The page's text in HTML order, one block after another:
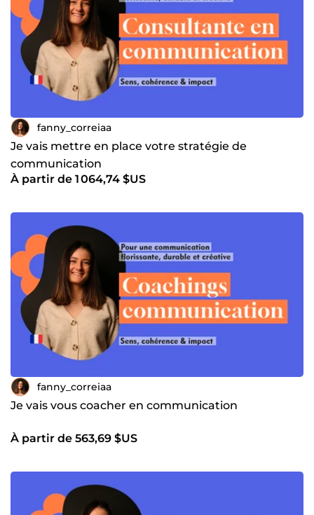
fanny_correiaa
Je vais mettre en place votre stratégie de
communication
À partir de 1 064,74 $US
fanny_correiaa
Je vais vous coacher en communication
À partir de 563,69 $US